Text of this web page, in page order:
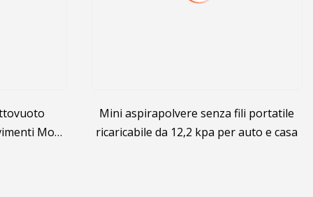
Mop
Mini aspirapolvere senza fili portatile
ricaricabile da 12,2 kpa per auto e casa